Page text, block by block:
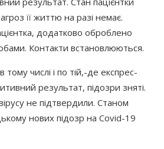
її життю на разі немає.
додатково оброблено
Контакти встановлюються.
числі і по тій,-де експрес-
результат, підозри зняті.
не підтвердили. Станом
нових підозр на Covid-19